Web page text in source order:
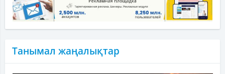
Танымал жаңалықтар